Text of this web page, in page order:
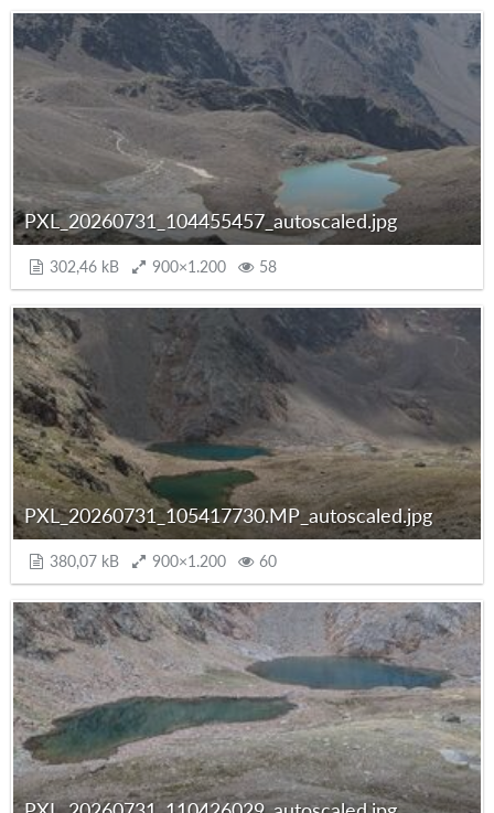
PXL_20260731_104455457_autoscaled.jpg
302,46 kB 900×1.200 58
PXL_20260731_105417730.MP_autoscaled.jpg
380,07 kB 900×1.200 60